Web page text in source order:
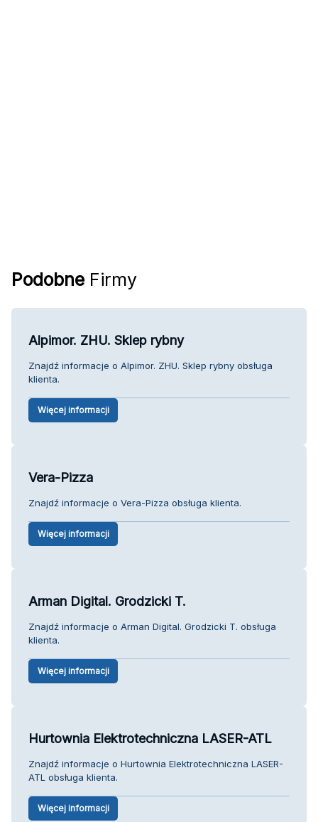
Podobne Firmy
Alpimor. ZHU. Sklep rybny
Znajdź informacje o Alpimor. ZHU. Sklep rybny obsługa
klienta.
Więcej informacji
Vera-Pizza
Znajdź informacje o Vera-Pizza obsługa klienta.
Więcej informacji
Arman Digital. Grodzicki T.
Znajdź informacje o Arman Digital. Grodzicki T. obsługa
klienta.
Więcej informacji
Hurtownia Elektrotechniczna LASER-ATL
Znajdź informacje o Hurtownia Elektrotechniczna LASER-
ATL obsługa klienta.
Więcej informacji